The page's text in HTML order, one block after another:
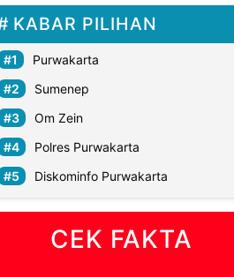
KABAR PILIHAN
Purwakarta
Sumenep
Om Zein
Polres Purwakarta
Diskominfo Purwakarta
CEK FAKTA